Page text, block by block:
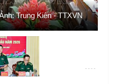
Trung Kiên - TTXVN